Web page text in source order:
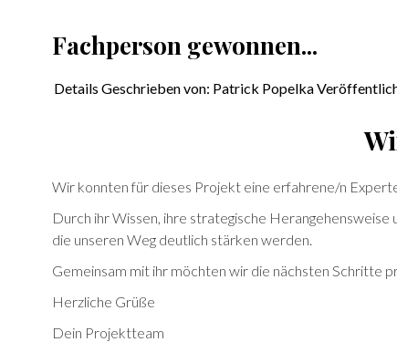
Fachperson gewonnen...
Details Geschrieben von: Patrick Popelka
Wir konnten für dieses Projekt eine erfahrene/n
Durch ihr Wissen, ihre strategische
die unseren Weg deutlich stärken werden.
Gemeinsam mit ihr möchten wir die nächsten Schritte
Herzliche Grüße
Dein Projektteam